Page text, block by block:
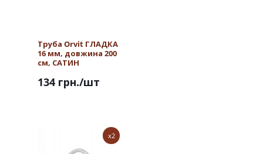
Труба Orvit ГЛАДКА
16 мм, довжина 200
см, САТИН
134 грн./шт
x2